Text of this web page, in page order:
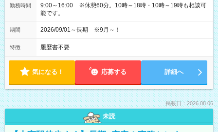
勤務時間
9:00～16:00 ※休憩60分。10時～18時・10時～19時も相談可
能です。
期間 2026/09/01～長期 ※9月～！
特徴 履歴書不要
気になる！ 応募する 詳細へ
掲載日：2026.08.06
未読